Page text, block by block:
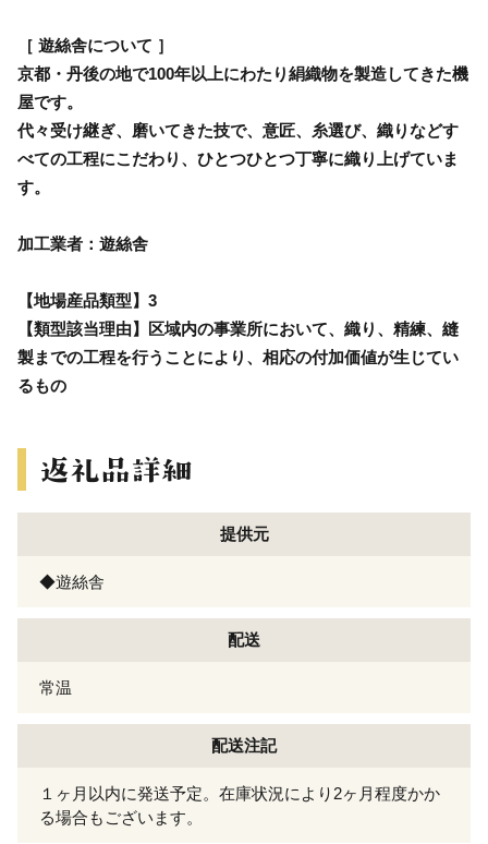
［ 遊絲舎について ］
京都・丹後の地で100年以上にわたり絹織物を製造してきた機
屋です。
代々受け継ぎ、磨いてきた技で、意匠、糸選び、織りなどす
べての工程にこだわり、ひとつひとつ丁寧に織り上げていま
す。
加工業者：遊絲舎
【地場産品類型】3
【類型該当理由】区域内の事業所において、織り、精練、縫
製までの工程を行うことにより、相応の付加価値が生じてい
るもの
提供元
◆遊絲舎
配送
常温
配送注記
１ヶ月以内に発送予定。在庫状況により2ヶ月程度かか
る場合もございます。